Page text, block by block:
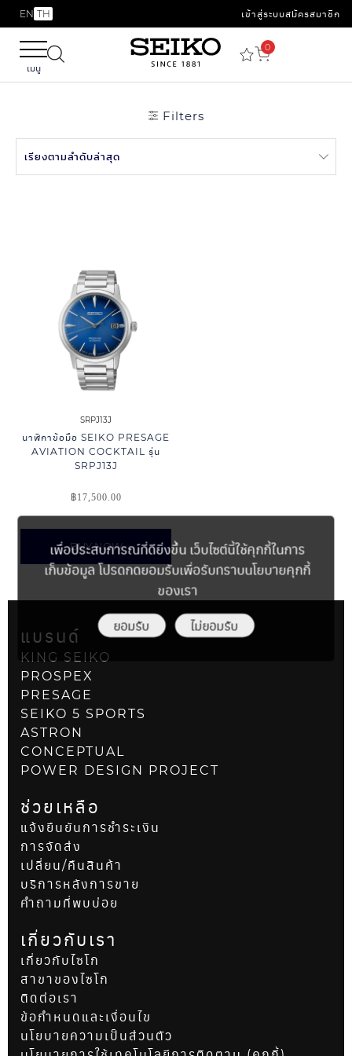
EN TH เข้าสู่ระบบสมัครสมาชิก
เมนู
0
Filters
SRPJ13J
นาฬิกาข้อมือ SEIKO PRESAGE
AVIATION COCKTAIL รุ่น
SRPJ13J
฿17,500.00
BUY NOW
แบรนด์
KING SEIKO
PROSPEX
PRESAGE
SEIKO 5 SPORTS
ASTRON
CONCEPTUAL
POWER DESIGN PROJECT
ช่วยเหลือ
แจ้งยืนยันการชำระเงิน
การจัดส่ง
เปลี่ยน/คืนสินค้า
บริการหลังการขาย
คำถามที่พบบ่อย
เกี่ยวกับเรา
เกี่ยวกับไซโก
สาขาของไซโก
ติดต่อเรา
ข้อกำหนดและเงื่อนไข
นโยบายความเป็นส่วนตัว
เพื่อประสบการณ์ที่ดียิ่งขึ้น เว็บไซต์นี้ใช้คุกกี้ในการ
เก็บข้อมูล โปรดกดยอมรับเพื่อรับทราบนโยบายคุกกี้
ของเรา
ยอมรับ ไม่ยอมรับ